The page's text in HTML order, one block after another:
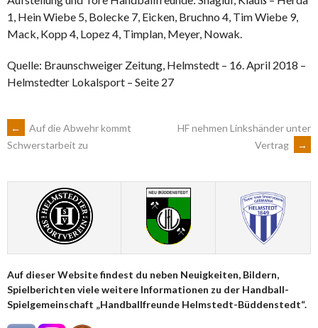
1, Hein Wiebe 5, Bolecke 7, Eicken, Bruchno 4, Tim Wiebe 9,
Mack, Kopp 4, Lopez 4, Timplan, Meyer, Nowak.
Quelle: Braunschweiger Zeitung, Helmstedt – 16. April 2018 –
Helmstedter Lokalsport – Seite 27
ARTIKEL-
NAVIGATION
←
Auf die Abwehr kommt
Schwerstarbeit zu
HF nehmen Linkshänder unter
Vertrag
→
Auf dieser Website findest du neben Neuigkeiten, Bildern,
Spielberichten viele weitere Informationen zu der Handball-
Spielgemeinschaft „Handballfreunde Helmstedt-Büddenstedt“.